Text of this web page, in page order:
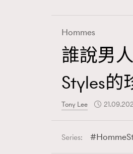
Art
Hommes
誰說男
Styles
Tony Lee
Series: